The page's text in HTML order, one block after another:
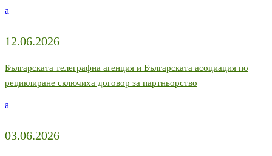
a
12.06.2026
Българската телеграфна агенция и Българската асоциация по
рециклиране сключиха договор за партньорство
a
03.06.2026